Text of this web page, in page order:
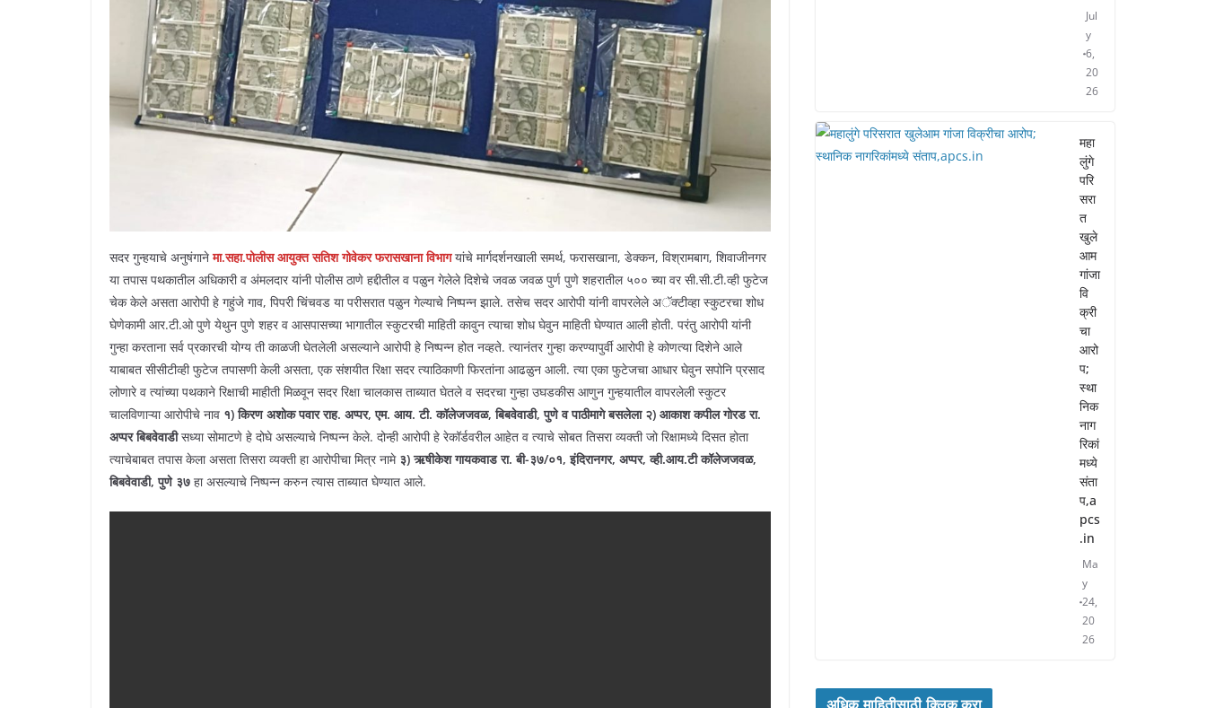
सदर गुन्हयाचे अनुषंगानेमा.सहा.पोलीस आयुक्त सतिश गोवेकर फरासखाना विभागयांचे मार्गदर्शनखाली समर्थ, फरासखाना, डेक्कन, विश्रामबाग, शिवाजीनगर
या तपास पथकातील अधिकारी व अंमलदार यांनी पोलीस ठाणे हद्दीतील व पळुन गेलेले दिशेचे जवळ जवळ पुर्ण पुणे शहरातील ५०० च्या वर सी.सी.टी.व्ही फुटेज
चेक केले असता आरोपी हे गहुंजे गाव, पिपरी चिंचवड या परीसरात पळुन गेल्याचे निष्पन्न झाले. तसेच सदर आरोपी यांनी वापरलेले अॅक्टीव्हा स्कुटरचा शोध
घेणेकामी आर.टी.ओ पुणे येथुन पुणे शहर व आसपासच्या भागातील स्कुटरची माहिती कावुन त्याचा शोध घेवुन माहिती घेण्यात आली होती. परंतु आरोपी यांनी
गुन्हा करताना सर्व प्रकारची योग्य ती काळजी घेतलेली असल्याने आरोपी हे निष्पन्न होत नव्हते. त्यानंतर गुन्हा करण्यापुर्वी आरोपी हे कोणत्या दिशेने आले
याबाबत सीसीटीव्ही फुटेज तपासणी केली असता, एक संशयीत रिक्षा सदर त्याठिकाणी फिरतांना आढळुन आली. त्या एका फुटेजचा आधार घेवुन सपोनि प्रसाद
लोणारे व त्यांच्या पथकाने रिक्षाची माहीती मिळवून सदर रिक्षा चालकास ताब्यात घेतले व सदरचा गुन्हा उघडकीस आणुन गुन्हयातील वापरलेली स्कुटर
चालविणाऱ्या आरोपीचे नाव १) किरण अशोक पवार राह. अप्पर, एम. आय. टी. कॉलेजजवळ, बिबवेवाडी, पुणे व पाठीमागे बसलेला २) आकाश कपील गोरड रा.
अप्पर बिबवेवाडीसध्या सोमाटणे हे दोघे असल्याचे निष्पन्न केले. दोन्ही आरोपी हे रेकॉर्डवरील आहेत व त्याचे सोबत तिसरा व्यक्ती जो रिक्षामध्ये दिसत होता
त्याचेबाबत तपास केला असता तिसरा व्यक्ती हा आरोपीचा मित्र नामे ३) ऋषीकेश गायकवाड रा. बी-३७/०१, इंदिरानगर, अप्पर, व्ही.आय.टी कॉलेजजवळ,
बिबवेवाडी, पुणे ३७ हा असल्याचे निष्पन्न करुन त्यास ताब्यात घेण्यात आले.
Jul
y
6,
20
26
महा
लुंगे
परि
सरा
त
खुले
आम
गांजा
वि
क्री
चा
आरो
प;
स्था
निक
नाग
रिकां
मध्ये
संता
प,a
pcs
.in
Ma
y
24,
20
26